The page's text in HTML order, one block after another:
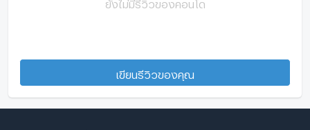
ยังไม่มีรีวิวของคอนโด
เขียนรีวิวของคุณ